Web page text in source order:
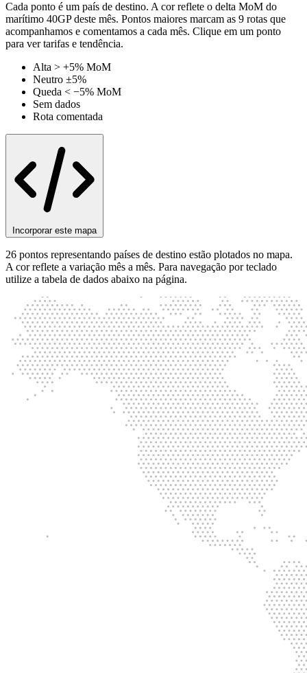
Cada ponto é um país de destino. A cor reflete o delta MoM do
marítimo 40GP deste mês. Pontos maiores marcam as 9 rotas que
acompanhamos e comentamos a cada mês. Clique em um ponto
para ver tarifas e tendência.
Alta > +5% MoM
Neutro ±5%
Queda < −5% MoM
Sem dados
Rota comentada
Incorporar este mapa
26 pontos representando países de destino estão plotados no mapa.
A cor reflete a variação mês a mês. Para navegação por teclado
utilize a tabela de dados abaixo na página.